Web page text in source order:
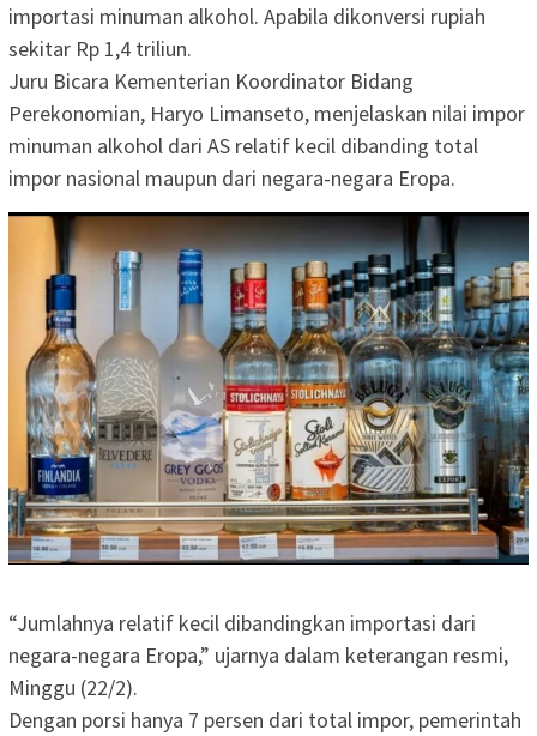
importasi minuman alkohol. Apabila dikonversi rupiah
sekitar Rp 1,4 triliun.
Juru Bicara Kementerian Koordinator Bidang
Perekonomian, Haryo Limanseto, menjelaskan nilai impor
minuman alkohol dari AS relatif kecil dibanding total
impor nasional maupun dari negara-negara Eropa.
“Jumlahnya relatif kecil dibandingkan importasi dari
negara-negara Eropa,” ujarnya dalam keterangan resmi,
Minggu (22/2).
Dengan porsi hanya 7 persen dari total impor, pemerintah